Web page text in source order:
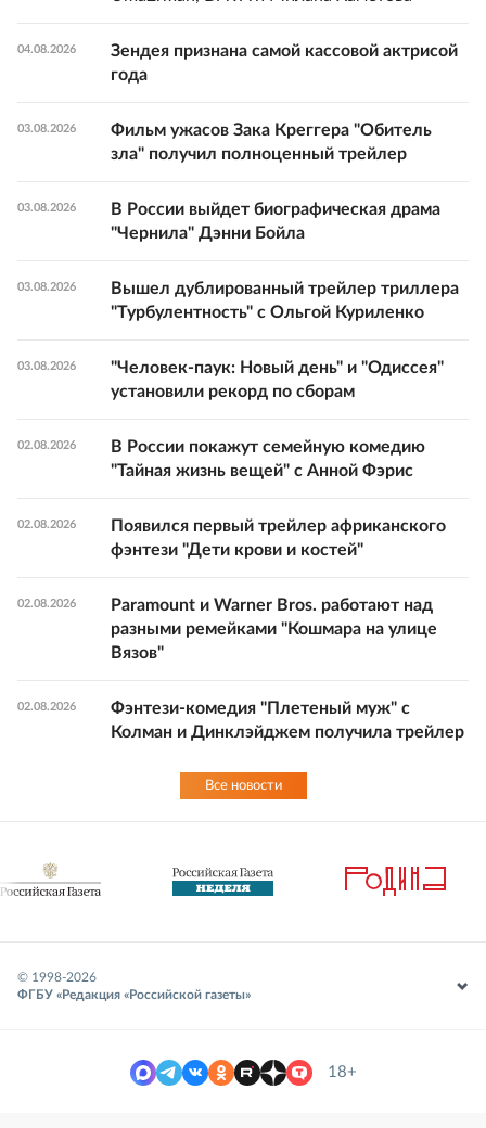
04.08.2026
Зендея признана самой кассовой актрисой
года
03.08.2026
Фильм ужасов Зака Креггера "Обитель
зла" получил полноценный трейлер
03.08.2026
В России выйдет биографическая драма
"Чернила" Дэнни Бойла
03.08.2026
Вышел дублированный трейлер триллера
"Турбулентность" с Ольгой Куриленко
03.08.2026
"Человек-паук: Новый день" и "Одиссея"
установили рекорд по сборам
02.08.2026
В России покажут семейную комедию
"Тайная жизнь вещей" с Анной Фэрис
02.08.2026
Появился первый трейлер африканского
фэнтези "Дети крови и костей"
02.08.2026
Paramount и Warner Bros. работают над
разными ремейками "Кошмара на улице
Вязов"
02.08.2026
Фэнтези-комедия "Плетеный муж" с
Колман и Динклэйджем получила трейлер
Все новости
© 1998-2026
ФГБУ «Редакция «Российской газеты»
18+